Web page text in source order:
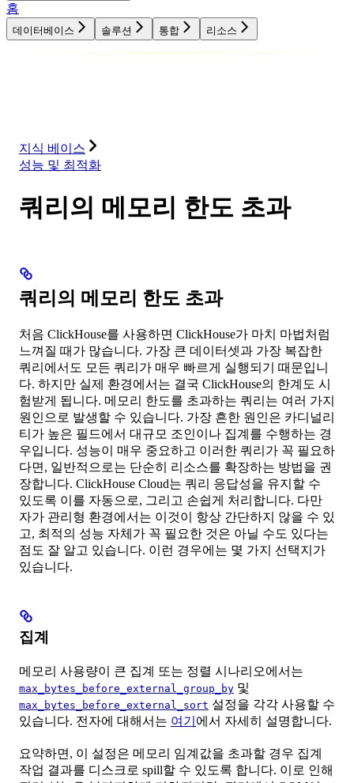
홈
데이터베이스 솔루션 통합 리소스
지식 베이스
성능 및 최적화
쿼리의 메모리 한도 초과
쿼리의 메모리 한도 초과
처음 ClickHouse를 사용하면 ClickHouse가 마치 마법처럼
느껴질 때가 많습니다. 가장 큰 데이터셋과 가장 복잡한
쿼리에서도 모든 쿼리가 매우 빠르게 실행되기 때문입니
다. 하지만 실제 환경에서는 결국 ClickHouse의 한계도 시
험받게 됩니다. 메모리 한도를 초과하는 쿼리는 여러 가지
원인으로 발생할 수 있습니다. 가장 흔한 원인은 카디널리
티가 높은 필드에서 대규모 조인이나 집계를 수행하는 경
우입니다. 성능이 매우 중요하고 이러한 쿼리가 꼭 필요하
다면, 일반적으로는 단순히 리소스를 확장하는 방법을 권
장합니다. ClickHouse Cloud는 쿼리 응답성을 유지할 수
있도록 이를 자동으로, 그리고 손쉽게 처리합니다. 다만
자가 관리형 환경에서는 이것이 항상 간단하지 않을 수 있
고, 최적의 성능 자체가 꼭 필요한 것은 아닐 수도 있다는
점도 잘 알고 있습니다. 이런 경우에는 몇 가지 선택지가
있습니다.
집계
메모리 사용량이 큰 집계 또는 정렬 시나리오에서는
max_bytes_before_external_group_by 및
max_bytes_before_external_sort 설정을 각각 사용할 수
있습니다. 전자에 대해서는 여기 에서 자세히 설명합니다.
요약하면, 이 설정은 메모리 임계값을 초과할 경우 집계
작업 결과를 디스크로 spill할 수 있도록 합니다. 이로 인해